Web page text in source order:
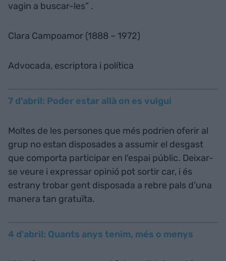
vagin a buscar-les” .
Clara Campoamor (1888 – 1972)
Advocada, escriptora i política
7 d'abril: Poder estar allà on es vulgui
Moltes de les persones que més podrien oferir al
grup no estan disposades a assumir el desgast
que comporta participar en l'espai públic. Deixar-
se veure i expressar opinió pot sortir car, i és
estrany trobar gent disposada a rebre pals d’una
manera tan gratuïta.
4 d'abril: Quants anys tenim, més o menys